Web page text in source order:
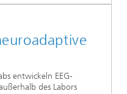
entwickeln EEG-
des Labors